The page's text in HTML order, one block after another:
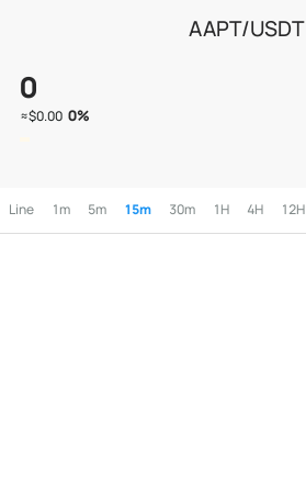
AAPT/USDT
0
≈$0.00 0%
Line 1m 5m 15m 30m 1H 4H 12H